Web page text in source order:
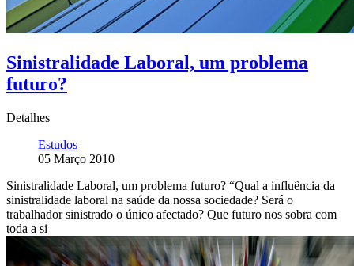
Sinistralidade Laboral, um problema
futuro?
Detalhes
Estudos
05 Março 2010
Sinistralidade Laboral, um problema futuro? “Qual a influência da
sinistralidade laboral na saúde da nossa sociedade? Será o
trabalhador sinistrado o único afectado? Que futuro nos sobra com
toda a si